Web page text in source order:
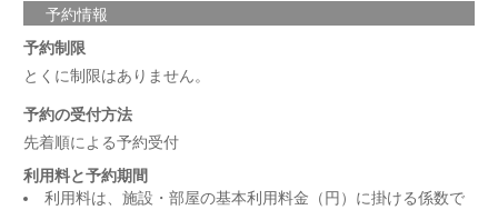
予約情報
予約制限
とくに制限はありません。
予約の受付方法
先着順による予約受付
利用料と予約期間
利用料は、施設・部屋の基本利用料金（円）に掛ける係数で